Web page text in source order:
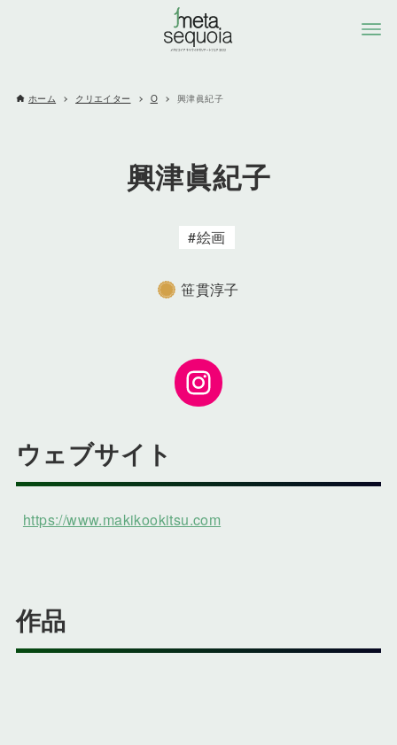
ホーム クリエイター O 興津眞紀子
興津眞紀子
絵画
笹貫淳子
Instagram
ウェブサイト
https://www.makikookitsu.com
作品